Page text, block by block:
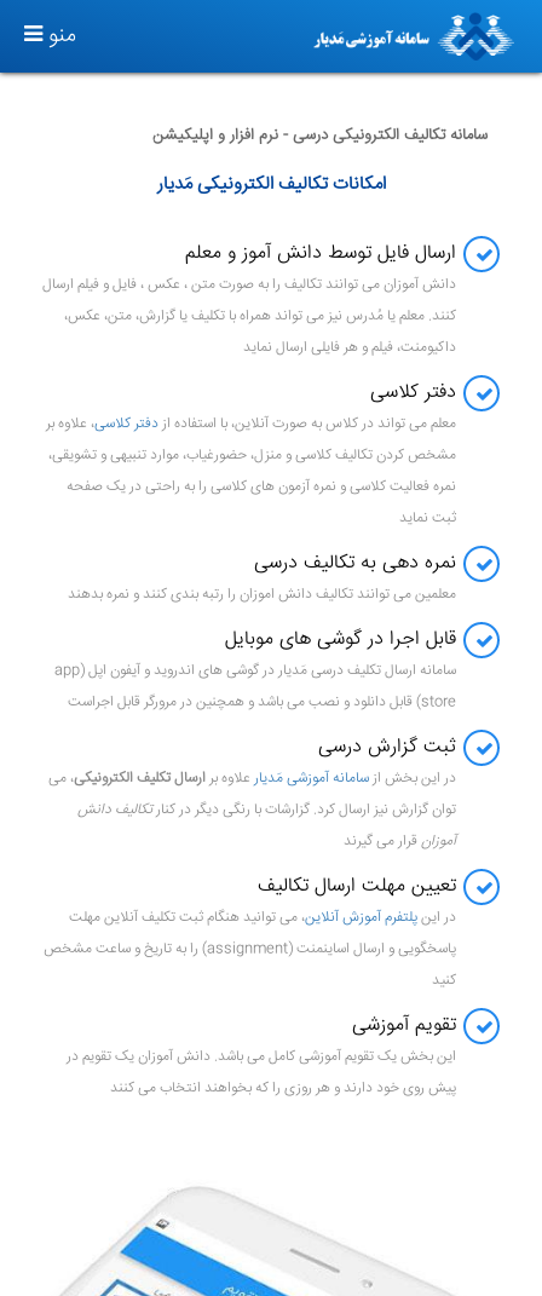
T
O
V
I
T
I
O
منو
سامانه تکالیف الکترونیکی درسی - نرم افزار و اپلیکیشن
امکانات تکالیف الکترونیکی مَدیار
ارسال فایل توسط دانش آموز و معلم
دانش آموزان می توانند تکالیف را به صورت متن ، عکس ، فایل و فیلم ارسال
کنند. معلم یا مُدرس نیز می تواند همراه با تکلیف یا گزارش، متن، عکس،
داکیومنت، فیلم و هر فایلی ارسال نماید
دفتر کلاسی
معلم می تواند در کلاس به صورت آنلاین، با استفاده ازدفتر کلاسی، علاوه بر
مشخص کردن تکالیف کلاسی و منزل، حضورغیاب، موارد تنبیهی و تشویقی،
نمره فعالیت کلاسی و نمره آزمون های کلاسی را به راحتی در یک صفحه
ثبت نماید
نمره دهی به تکالیف درسی
معلمین می توانند تکالیف دانش اموزان را رتبه بندی کنند و نمره بدهند
قابل اجرا در گوشی های موبایل
سامانه ارسال تکلیف درسی مَدیار در گوشی های اندروید و آیفون اپل (app
store) قابل دانلود و نصب می باشد و همچنین در مرورگر قابل اجراست
ثبت گزارش درسی
در این بخش ازسامانه آموزشی مَدیارعلاوه برارسال تکلیف الکترونیکی، می
توان گزارش نیز ارسال کرد. گزارشات با رنگی دیگر در کنارتکالیف دانش
آموزان قرار می گیرند
تعیین مهلت ارسال تکالیف
در اینپلتفرم آموزش آنلاین، می توانید هنگام ثبت تکلیف آنلاین مهلت
پاسخگویی و ارسال اساینمنت (assignment) را به تاریخ و ساعت مشخص
کنید
تقویم آموزشی
این بخش یک تقویم آموزشی کامل می باشد. دانش آموزان یک تقویم در
پیش روی خود دارند و هر روزی را که بخواهند انتخاب می کنند